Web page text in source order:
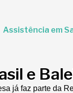
Assistência em
e
já faz parte da